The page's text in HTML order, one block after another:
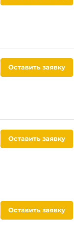
Оставить заявку
Оставить заявку
Оставить заявку